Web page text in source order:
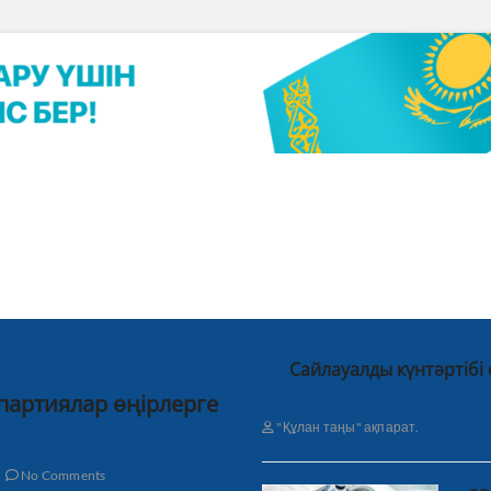
өңірлерге
No Comments
Сайлауалды
"Құлан таңы" ақпарат.